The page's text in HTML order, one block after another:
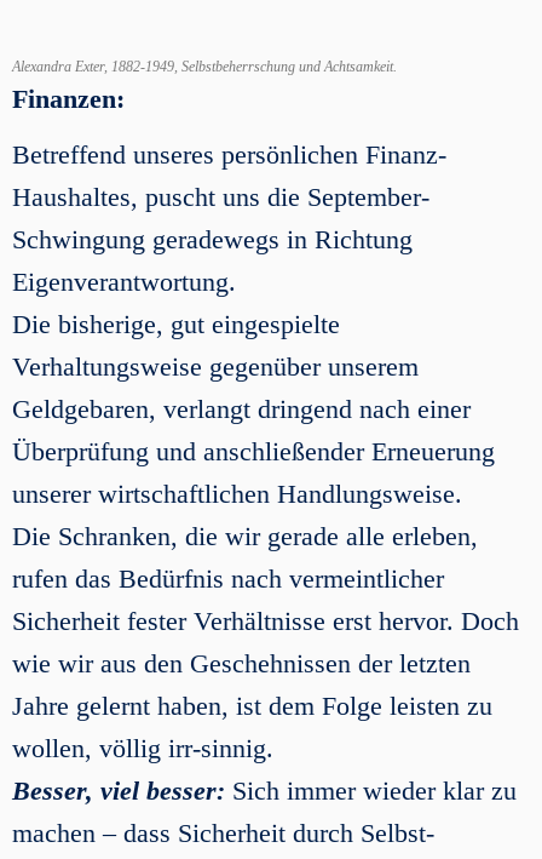
Alexandra Exter, 1882-1949, Selbstbeherrschung und Achtsamkeit.
Finanzen:
Betreffend unseres persönlichen Finanz-
Haushaltes, puscht uns die September-
Schwingung geradewegs in Richtung
Eigenverantwortung.
Die bisherige, gut eingespielte
Verhaltungsweise gegenüber unserem
Geldgebaren, verlangt dringend nach einer
Überprüfung und anschließender Erneuerung
unserer wirtschaftlichen Handlungsweise.
Die Schranken, die wir gerade alle erleben,
rufen das Bedürfnis nach vermeintlicher
Sicherheit fester Verhältnisse erst hervor. Doch
wie wir aus den Geschehnissen der letzten
Jahre gelernt haben, ist dem Folge leisten zu
wollen, völlig irr-sinnig.
Besser, viel besser: Sich immer wieder klar zu
machen – dass Sicherheit durch Selbst-